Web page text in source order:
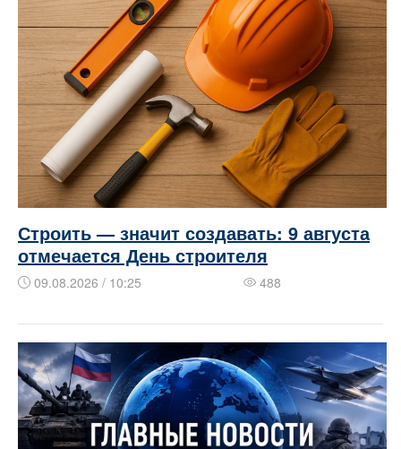
Строить — значит создавать: 9 августа
отмечается День строителя
09.08.2026 / 10:25 488